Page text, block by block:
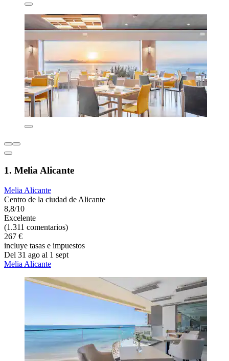
1. Melia Alicante
Melia Alicante
Centro de la ciudad de Alicante
8,8/10
Excelente
(1.311 comentarios)
267 €
incluye tasas e impuestos
Del 31 ago al 1 sept
Melia Alicante